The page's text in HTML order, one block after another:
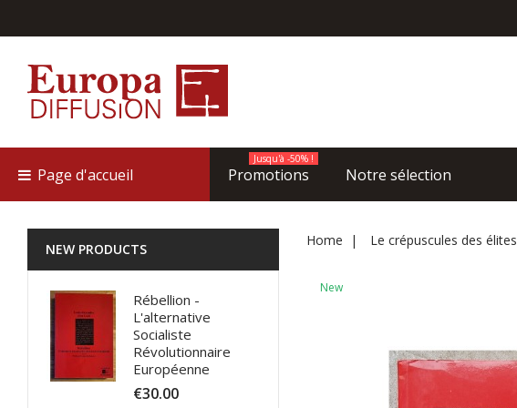
Page d'accueil Promotions
Jusqu'à -50% !
Notre sélection
NEW PRODUCTS
Rébellion -
L'alternative
Socialiste
Révolutionnaire
Européenne
€30.00
Home Le crépuscules des élites
New